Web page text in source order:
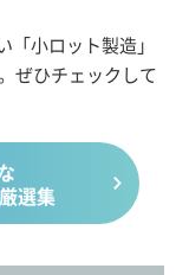
小ロット製造」
ぜひチェックして
選集